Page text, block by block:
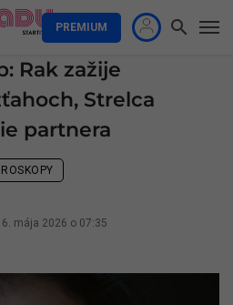
PREMIUM
Rak zažije
Strelca
partnera
mája 2026 o 07:35